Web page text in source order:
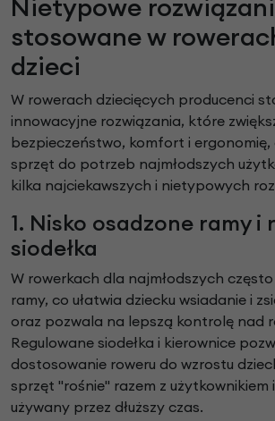
Nietypowe
stosowane w
dzieci
W rowerach dziecięcych producenci
innowacyjne rozwiązania, które
bezpieczeństwo, komfort i
sprzęt do potrzeb najmłodszych
kilka najciekawszych i nietypowych
1. Nisko osadzone ramy i
siodełka
W rowerkach dla najmłodszych
ramy, co ułatwia dziecku wsiadanie i
oraz pozwala na lepszą kontrolę nad
Regulowane siodełka i kierownice
dostosowanie roweru do wzrostu
sprzęt "rośnie" razem z użytkownikiem
używany przez dłuższy czas.